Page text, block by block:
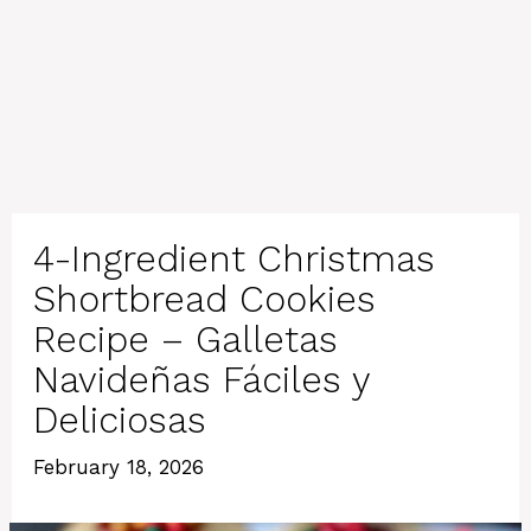
4-Ingredient Christmas
Shortbread Cookies
Recipe – Galletas
Navideñas Fáciles y
Deliciosas
February 18, 2026